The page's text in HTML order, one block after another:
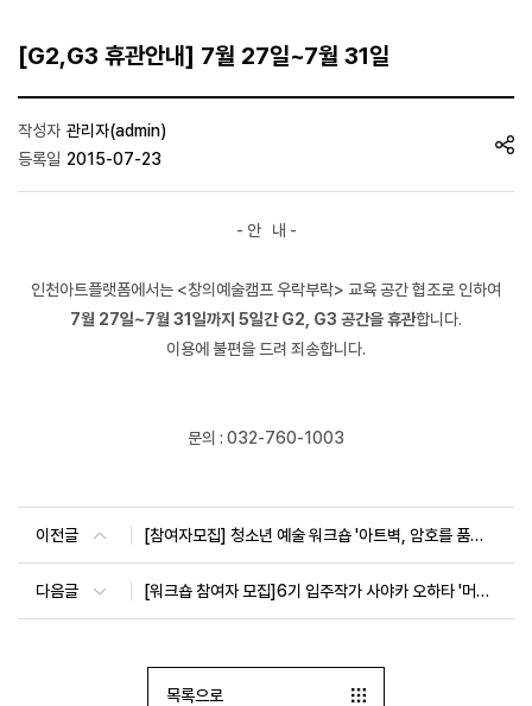
[G2,G3 휴관안내] 7월 27일~7월 31일
작성자 관리자(admin)
등록일 2015-07-23
- 안 내 -
인천아트플랫폼에서는 <창의예술캠프 우락부락> 교육 공간 협조로 인하여
7월 27일~7월 31일까지 5일간 G2, G3 공간을 휴관합니다.
이용에 불편을 드려 죄송합니다.
문의 : 032-760-1003
이전글 [참여자모집] 청소년 예술 워크숍 '아트벽, 암호를 품다! : Encoding and Decoding'
다음글 [워크숍 참여자 모집]6기 입주작가 사야카 오하타 '머리카락 바코드' 워크숍
목록으로